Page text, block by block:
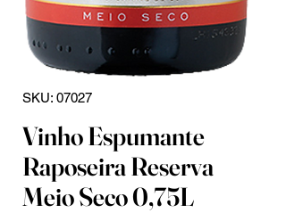
SKU: 07027
Vinho Espumante
Raposeira Reserva
Meio Seco 0,75L